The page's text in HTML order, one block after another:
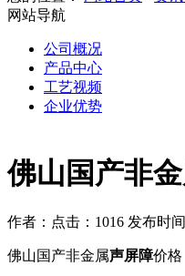
佛山国产非
作者： 点击：1016 发布时
佛山国产非金属声屏障价格
网站导航
公司概况
产品中心
工艺视频
企业优势